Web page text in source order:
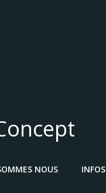
NOUS INFOS